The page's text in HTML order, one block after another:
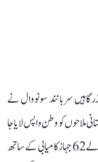
سربانند سونووال نے
کہ خلیجی خطے سے اب تک 4,052 ہندوستانی ملاحوں کو وطن واپس لایا جا
چکا ہے۔ انہوں نے کہا کہ 3 اگست تک ہندوستان آنے والے 62 جہاز کامیابی کے ساتھ